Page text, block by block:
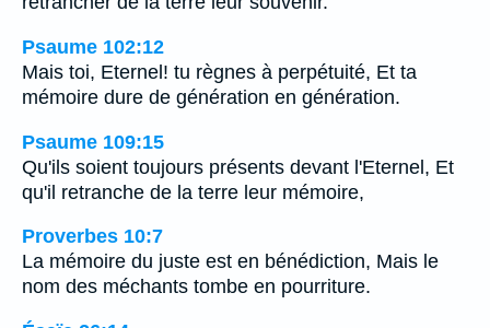
Psaume 102:12
Mais toi, Eternel! tu règnes à perpétuité, Et ta
mémoire dure de génération en génération.
Psaume 109:15
Qu'ils soient toujours présents devant l'Eternel, Et
qu'il retranche de la terre leur mémoire,
Proverbes 10:7
La mémoire du juste est en bénédiction, Mais le
nom des méchants tombe en pourriture.